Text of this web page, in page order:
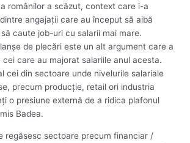
românilor a scăzut, context care i-a
angajaţii care au început să aibă
caute job-uri cu salarii mai mare.
de plecări este un alt argument care a
care au majorat salariile anul acesta.
cei din sectoare unde nivelurile salariale
precum producţie, retail ori industria
o presiune externă de a ridica plafonul
Badea.
regăsesc sectoare precum financiar /